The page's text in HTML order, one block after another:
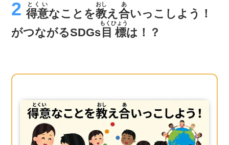
得意
とくい
なことを教
おし
え 合
あ
いっこしよう！
がつながるSDGs 目標
もくひょう
は！？